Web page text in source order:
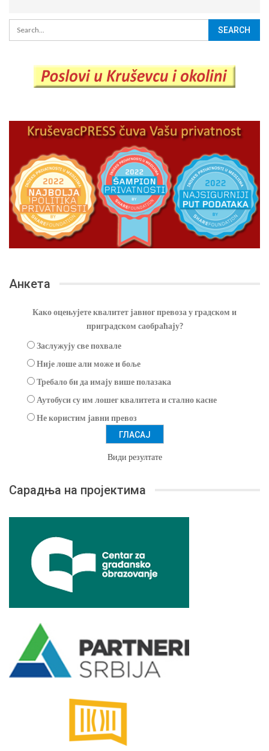
Анкета
Како оцењујете квалитет јавног превоза у градском и
приградском саобраћају?
Заслужују све похвале
Није лоше али може и боље
Требало би да имају више полазака
Аутобуси су им лошег квалитета и стално касне
Не користим јавни превоз
Види резултате
Сарадња на пројектима